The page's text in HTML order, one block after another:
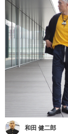
和田 健二郎